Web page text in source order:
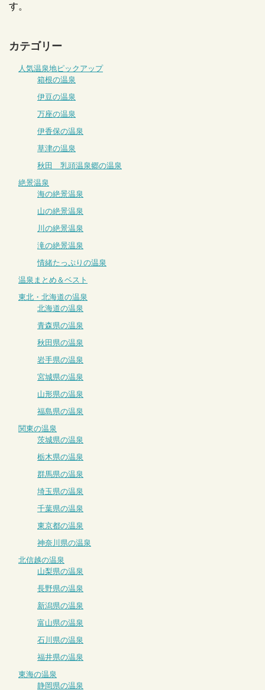
す。
カテゴリー
人気温泉地ピックアップ
箱根の温泉
伊豆の温泉
万座の温泉
伊香保の温泉
草津の温泉
秋田 乳頭温泉郷の温泉
絶景温泉
海の絶景温泉
山の絶景温泉
川の絶景温泉
滝の絶景温泉
情緒たっぷりの温泉
温泉まとめ＆ベスト
東北・北海道の温泉
北海道の温泉
青森県の温泉
秋田県の温泉
岩手県の温泉
宮城県の温泉
山形県の温泉
福島県の温泉
関東の温泉
茨城県の温泉
栃木県の温泉
群馬県の温泉
埼玉県の温泉
千葉県の温泉
東京都の温泉
神奈川県の温泉
北信越の温泉
山梨県の温泉
長野県の温泉
新潟県の温泉
富山県の温泉
石川県の温泉
福井県の温泉
東海の温泉
静岡県の温泉